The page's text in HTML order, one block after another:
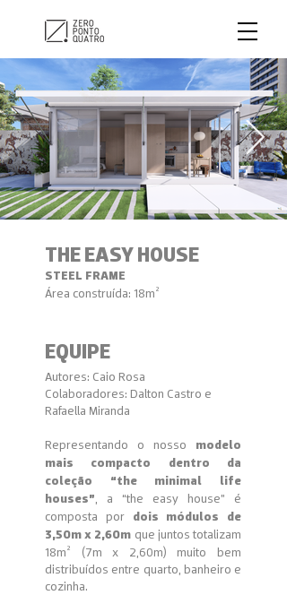
THE EASY HOUSE
STEEL FRAME
Área construída: 18m²
EQUIPE
Autores: Caio Rosa
Colaboradores: Dalton Castro e
Rafaella Miranda
Representando o nosso
modelo
mais compacto dentro da
coleção “the minimal life
houses”, a “the easy house” é
composta por
dois módulos de
3,50m x 2,60m que juntos totalizam
18m² (7m x 2,60m) muito bem
distribuídos entre quarto, banheiro e
cozinha.